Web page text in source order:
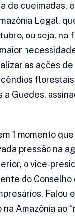
de queimadas,
Legal,
ou seja, na
as ações
a Guedes,
1 momento
pressão na
o vice-
do Conselho
Falou
Amazônia ao